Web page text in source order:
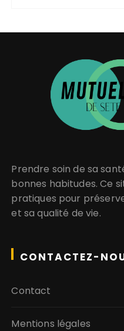
Prendre soin de sa
bonnes habitudes. Ce
pratiques pour
et saqualité de vie.
CONTACTEZ-
Contact
Mentions légales